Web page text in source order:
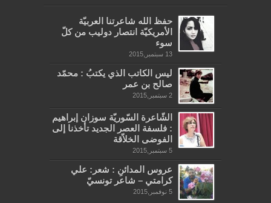
حفظ الله شاعرتنا العربيّة
الأمريكيّة انتصار دوليب من كلّ
سوء
13 سبتمبر,2015
ليس الكاتب الذي يكتبُ : محمّد
صالح بن عمر
2 سبتمبر,2015
الشّاعرة السّوريّة سوزان إبراهيم
: فلسفة العصر الجديد تأخذنا إلى
الفوضى الخلاّقة
5 سبتمبر,2015
عروس المدائنِ : شعر: علي
كرامتي – شاعر تونسيّ
5 نوفمبر,2015